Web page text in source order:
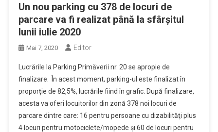
Un nou parking cu 378 de locuri de
parcare va fi realizat până la sfârșitul
lunii iulie 2020
Mai 7, 2020 Editor
Lucrările la Parking Primăverii nr. 20 se apropie de
finalizare. În acest moment, parking-ul este finalizat în
proporție de 82,5%, lucrările fiind în grafic. După finalizare,
acesta va oferi locuitorilor din zonă 378 noi locuri de
parcare dintre care: 16 pentru persoane cu dizabilităţi plus
4 locuri pentru motociclete/mopede şi 60 de locuri pentru